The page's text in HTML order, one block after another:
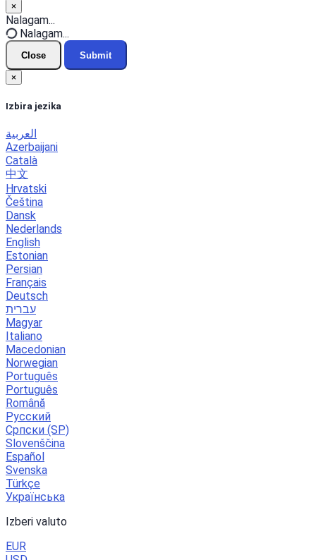
×
Close
Nalagam...
Nalagam...
Close Submit
×
Izbira jezika
العربية
Azerbaijani
Català
中文
Hrvatski
Čeština
Dansk
Nederlands
English
Estonian
Persian
Français
Deutsch
עברית
Magyar
Italiano
Macedonian
Norwegian
Português
Português
Română
Русский
Српски (SP)
Slovenščina
Español
Svenska
Türkçe
Українська
Izberi valuto
EUR